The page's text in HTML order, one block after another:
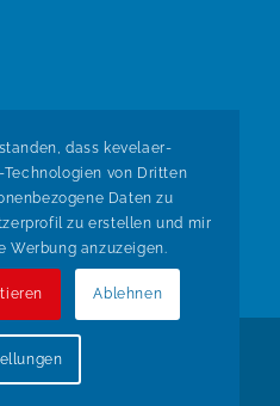
durch
dass kevelaer-
Technologien von Dritten
Daten zu
zu erstellen und mir
Werbung anzuzeigen.
Ablehnen